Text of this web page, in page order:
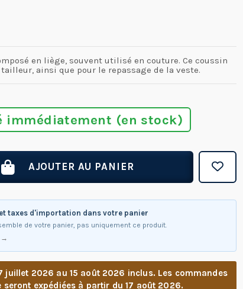
en liège, souvent utilisé en couture. Ce coussin
ainsi que pour le repassage de la veste.
immédiatement (en stock)
AJOUTER AU PANIER
taxes d'importation dans votre panier
de votre panier, pas uniquement ce produit.
→
juillet 2026 au 15 août 2026 inclus. Les commandes
expédiées à partir du 17 août 2026.